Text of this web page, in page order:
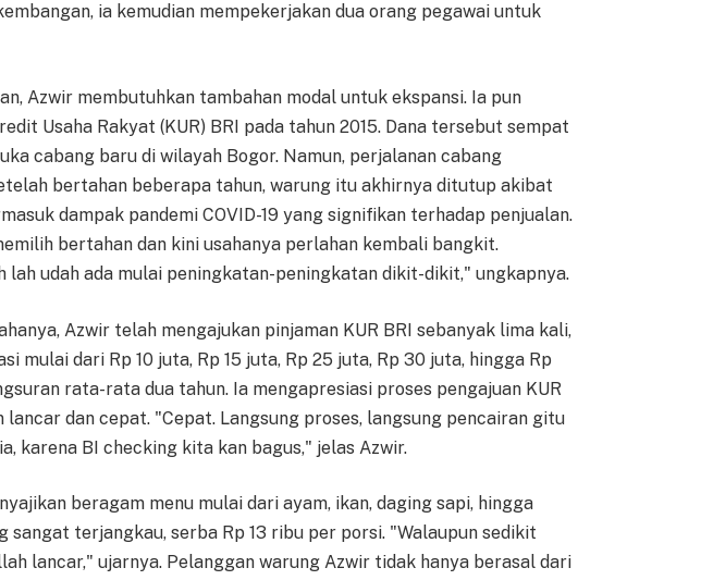
ia kemudian mempekerjakan dua orang pegawai untuk
Azwir membutuhkan tambahan modal untuk ekspansi. Ia pun
Usaha Rakyat (KUR) BRI pada tahun 2015. Dana tersebut sempat
cabang baru di wilayah Bogor. Namun, perjalanan cabang
bertahan beberapa tahun, warung itu akhirnya ditutup akibat
dampak pandemi COVID-19 yang signifikan terhadap penjualan.
bertahan dan kini usahanya perlahan kembali bangkit.
lah udah ada mulai peningkatan-peningkatan dikit-dikit," ungkapnya.
Azwir telah mengajukan pinjaman KUR BRI sebanyak lima kali,
mulai dari Rp 10 juta, Rp 15 juta, Rp 25 juta, Rp 30 juta, hingga Rp
rata-rata dua tahun. Ia mengapresiasi proses pengajuan KUR
lancar dan cepat. "Cepat. Langsung proses, langsung pencairan gitu
karena BI checking kita kan bagus," jelas Azwir.
beragam menu mulai dari ayam, ikan, daging sapi, hingga
sangat terjangkau, serba Rp 13 ribu per porsi. "Walaupun sedikit
lancar," ujarnya. Pelanggan warung Azwir tidak hanya berasal dari